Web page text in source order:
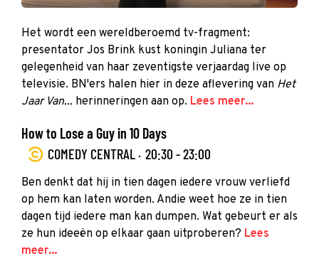
Het wordt een wereldberoemd tv-fragment:
presentator Jos Brink kust koningin Juliana ter
gelegenheid van haar zeventigste verjaardag live op
televisie. BN'ers halen hier in deze aflevering van Het
Jaar Van... herinneringen aan op. Lees meer...
How to Lose a Guy in 10 Days
COMEDY CENTRAL · 20:30 - 23:00
Ben denkt dat hij in tien dagen iedere vrouw verliefd
op hem kan laten worden. Andie weet hoe ze in tien
dagen tijd iedere man kan dumpen. Wat gebeurt er als
ze hun ideeën op elkaar gaan uitproberen? Lees
meer...